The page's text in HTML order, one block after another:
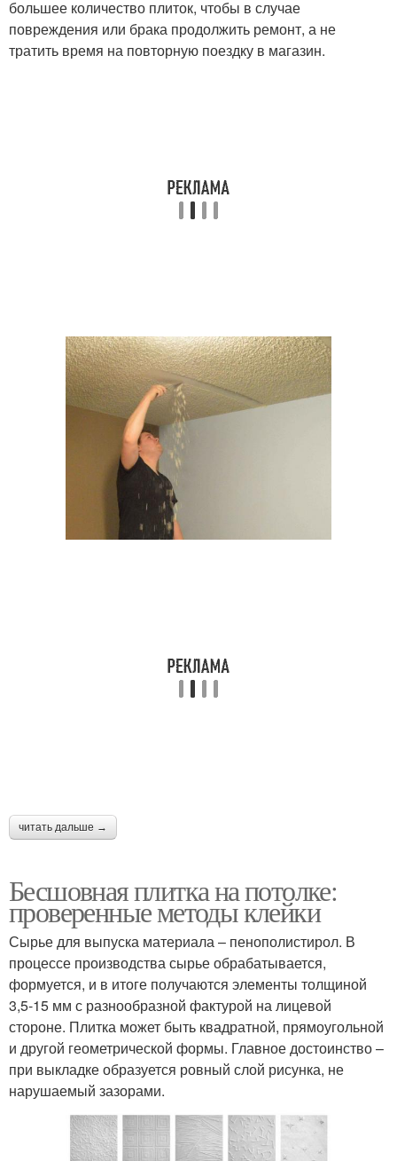
большее количество плиток, чтобы в случае
повреждения или брака продолжить ремонт, а не
тратить время на повторную поездку в магазин.
читать дальше →
Бесшовная плитка на потолке:
проверенные методы клейки
Сырье для выпуска материала – пенополистирол. В
процессе производства сырье обрабатывается,
формуется, и в итоге получаются элементы толщиной
3,5-15 мм с разнообразной фактурой на лицевой
стороне. Плитка может быть квадратной, прямоугольной
и другой геометрической формы. Главное достоинство –
при выкладке образуется ровный слой рисунка, не
нарушаемый зазорами.